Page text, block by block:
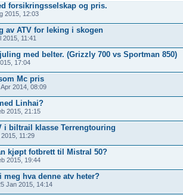
forsikringsselskap og pris.
2015, 12:03
av ATV for leking i skogen
2015, 11:41
med belter. (Grizzly 700 vs Sportman 850)
17:04
Mc pris
2014, 08:09
Linhai?
2015, 21:15
i biltrail klasse Terrengtouring
11:29
kjøpt fotbrett til Mistral 50?
2015, 19:44
meg hva denne atv heter?
Jan 2015, 14:14